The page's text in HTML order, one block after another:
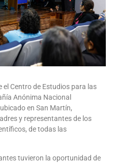
el Centro de Estudios para las
Anónima Nacional
en San Martín,
y representantes de los
de todas las
tuvieron la oportunidad de